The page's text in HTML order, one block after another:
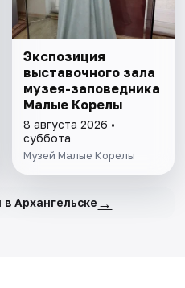
Экспозиция
выставочного зала
музея-заповедника
Малые Корелы
8 августа 2026 •
суббота
Музей Малые Корелы
Архангельске →